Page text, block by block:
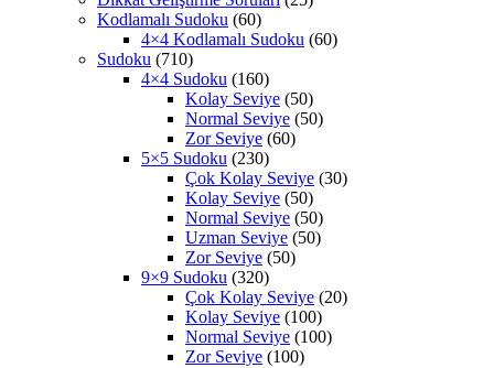
Kodlamalı Sudoku (60)
4×4 Kodlamalı Sudoku (60)
Sudoku (710)
4×4 Sudoku (160)
Kolay Seviye (50)
Normal Seviye (50)
Zor Seviye (60)
5×5 Sudoku (230)
Çok Kolay Seviye (30)
Kolay Seviye (50)
Normal Seviye (50)
Uzman Seviye (50)
Zor Seviye (50)
9×9 Sudoku (320)
Çok Kolay Seviye (20)
Kolay Seviye (100)
Normal Seviye (100)
Zor Seviye (100)